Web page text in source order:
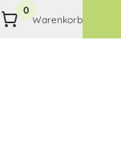
0
Warenkorb